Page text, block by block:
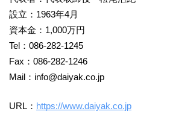
設立：1963年4月
資本金：1,000万円
Tel：086-282-1245
Fax：086-282-1246
Mail：info@daiyak.co.jp
URL： https://www.daiyak.co.jp